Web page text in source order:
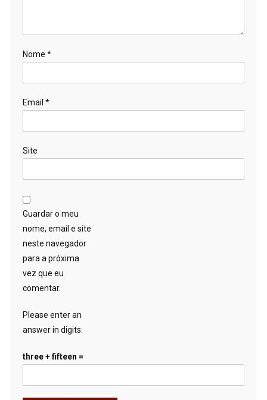
Nome *
Email *
Site
Guardar o meu
nome, email e site
neste navegador
para a próxima
vez que eu
comentar.
Please enter an
answer in digits:
three + fifteen =